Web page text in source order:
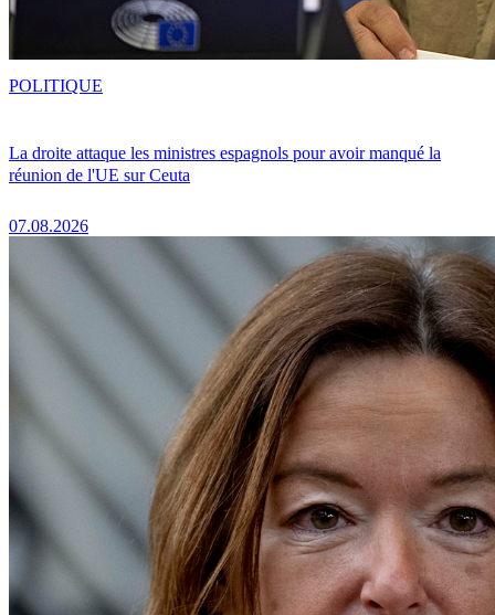
La droite attaque les ministres espagnols pour avoir manqué la
réunion de l'UE sur Ceuta
07.08.2026
POLITIQUE